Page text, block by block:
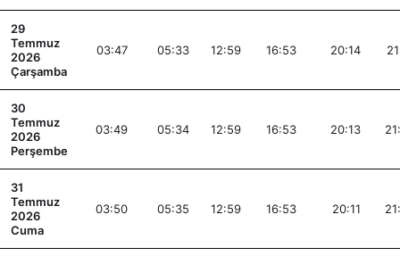
29
Temmuz
2026
Çarşamba
03:47 05:33 12:59 16:53 20:14
30
Temmuz
2026
Perşembe
03:49 05:34 12:59 16:53 20:13
31
Temmuz
2026
Cuma
03:50 05:35 12:59 16:53 20:11